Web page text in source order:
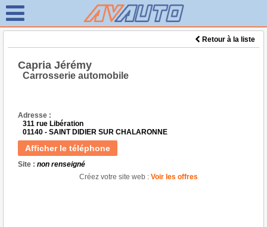
Retour à la liste
Capria Jérémy
Carrosserie automobile
Adresse :
311 rue Libération
01140 - SAINT DIDIER SUR CHALARONNE
Afficher le téléphone
Site : non renseigné
Créez votre site web : Voir les offres